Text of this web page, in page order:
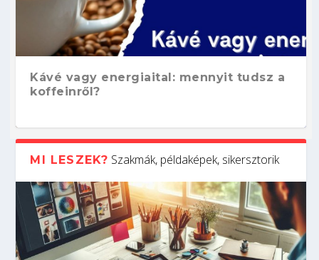
Kávé vagy energiaital: mennyit tudsz a
koffeinről?
MI LESZEK? Szakmák, példaképek, sikersztorik